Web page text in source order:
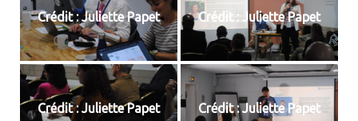
Crédit : Juliette Papet Crédit : Juliette Papet
Crédit : Juliette Papet Crédit : Juliette Papet